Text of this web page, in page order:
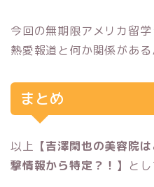
今回の無期限アメリカ留
熱愛報道と何か関係があ
まとめ
以上 【吉澤閑也の美容院
撃情報から特定？！】 と